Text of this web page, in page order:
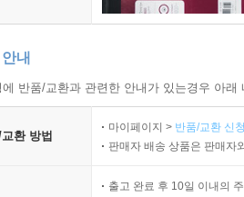
내
반품/교환과 관련한 안내가 있는경우 아
환 방법
마이페이지 > 반품/교환 신
판매자 배송 상품은 판매자
출고 완료 후 10일 이내의